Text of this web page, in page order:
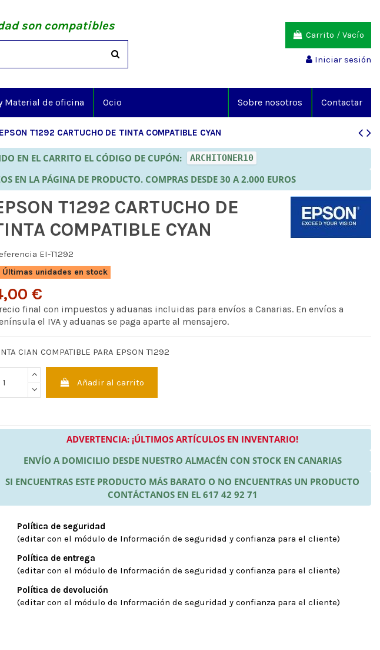
son compatibles
Carrito / Vacío
Iniciar sesión
Material de oficina Ocio Contactar
Sobre nosotros
EPSON T1292 CARTUCHO DE TINTA COMPATIBLE CYAN
EN EL CARRITO EL CÓDIGO DE CUPÓN: ARCHITONER10
EN LA PÁGINA DE PRODUCTO. COMPRAS DESDE 30 A 2.000 EUROS
T1292 CARTUCHO DE
COMPATIBLE CYAN
EI-T1292
Últimas unidades en stock
€
final con impuestos y aduanas incluidas para envíos a Canarias. En envíos a
el IVA y aduanas se paga aparte al mensajero.
CIAN COMPATIBLE PARA EPSON T1292
Añadir al carrito
ADVERTENCIA: ¡ÚLTIMOS ARTÍCULOS EN INVENTARIO!
ENVÍO A DOMICILIO DESDE NUESTRO ALMACÉN CON STOCK EN CANARIAS
SI ENCUENTRAS ESTE PRODUCTO MÁS BARATO O NO ENCUENTRAS UN PRODUCTO
CONTÁCTANOS EN EL 617 42 92 71
Política de seguridad
(editar con el módulo de Información de seguridad y confianza para el cliente)
Política de entrega
(editar con el módulo de Información de seguridad y confianza para el cliente)
Política de devolución
(editar con el módulo de Información de seguridad y confianza para el cliente)